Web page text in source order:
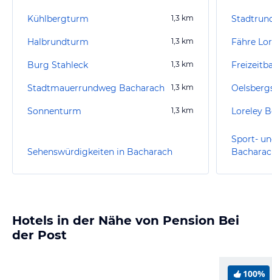
Kühlbergturm 1,3 km
Halbrundturm 1,3 km
Burg Stahleck 1,3 km
Stadtmauerrundweg Bacharach 1,3 km
Sonnenturm 1,3 km
Sehenswürdigkeiten in Bacharach
Fähre
Loreley
Sport-
Hotels in der Nähe von Pension Bei
der Post
100%